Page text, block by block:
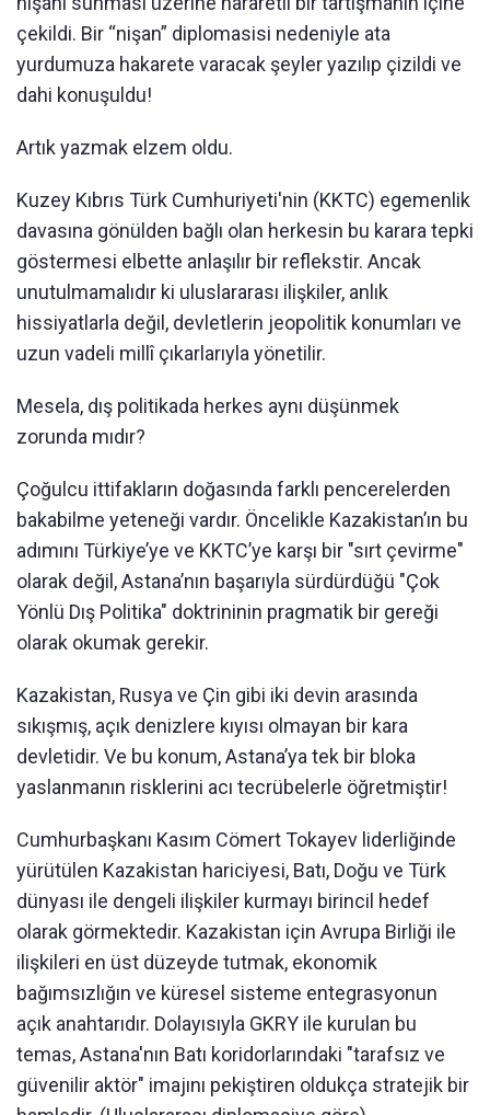
çekildi. Bir “nişan” diplomasisi nedeniyle ata
yurdumuza hakarete varacak şeyler yazılıp çizildi ve
dahi konuşuldu!
Artık yazmak elzem oldu.
Kuzey Kıbrıs Türk Cumhuriyeti'nin (KKTC) egemenlik
davasına gönülden bağlı olan herkesin bu karara tepki
göstermesi elbette anlaşılır bir reflekstir. Ancak
unutulmamalıdır ki uluslararası ilişkiler, anlık
hissiyatlarla değil, devletlerin jeopolitik konumları ve
uzun vadeli millî çıkarlarıyla yönetilir.
Mesela, dış politikada herkes aynı düşünmek
zorunda mıdır?
Çoğulcu ittifakların doğasında farklı pencerelerden
bakabilme yeteneği vardır. Öncelikle Kazakistan’ın bu
adımını Türkiye’ye ve KKTC’ye karşı bir "sırt çevirme"
olarak değil, Astana’nın başarıyla sürdürdüğü "Çok
Yönlü Dış Politika" doktrininin pragmatik bir gereği
olarak okumak gerekir.
Kazakistan, Rusya ve Çin gibi iki devin arasında
sıkışmış, açık denizlere kıyısı olmayan bir kara
devletidir. Ve bu konum, Astana’ya tek bir bloka
yaslanmanın risklerini acı tecrübelerle öğretmiştir!
Cumhurbaşkanı Kasım Cömert Tokayev liderliğinde
yürütülen Kazakistan hariciyesi, Batı, Doğu ve Türk
dünyası ile dengeli ilişkiler kurmayı birincil hedef
olarak görmektedir. Kazakistan için Avrupa Birliği ile
ilişkileri en üst düzeyde tutmak, ekonomik
bağımsızlığın ve küresel sisteme entegrasyonun
açık anahtarıdır. Dolayısıyla GKRY ile kurulan bu
temas, Astana'nın Batı koridorlarındaki "tarafsız ve
güvenilir aktör" imajını pekiştiren oldukça stratejik bir